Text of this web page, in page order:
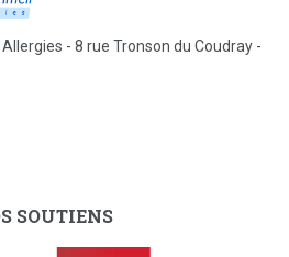
- 8 rue Tronson du Coudray -
SOUTIENS